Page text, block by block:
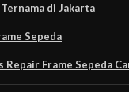
di Jakarta
Sepeda
Repair Frame Sepeda